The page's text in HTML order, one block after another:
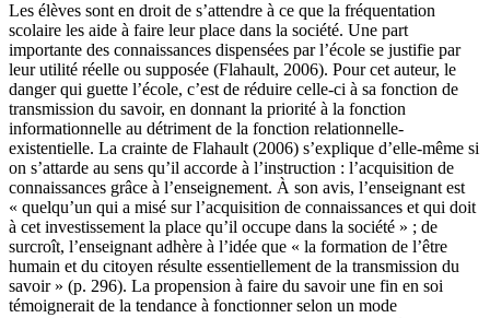
Les élèves sont en droit de s’attendre à ce que la fréquentation
scolaire les aide à faire leur place dans la société. Une part
importante des connaissances dispensées par l’école se justifie par
leur utilité réelle ou supposée (Flahault, 2006). Pour cet auteur, le
danger qui guette l’école, c’est de réduire celle-ci à sa fonction de
transmission du savoir, en donnant la priorité à la fonction
informationnelle au détriment de la fonction relationnelle-
existentielle. La crainte de Flahault (2006) s’explique d’elle-même si
on s’attarde au sens qu’il accorde à l’instruction : l’acquisition de
connaissances grâce à l’enseignement. À son avis, l’enseignant est
« quelqu’un qui a misé sur l’acquisition de connaissances et qui doit
à cet investissement la place qu’il occupe dans la société » ; de
surcroît, l’enseignant adhère à l’idée que « la formation de l’être
humain et du citoyen résulte essentiellement de la transmission du
savoir » (p. 296). La propension à faire du savoir une fin en soi
témoignerait de la tendance à fonctionner selon un mode